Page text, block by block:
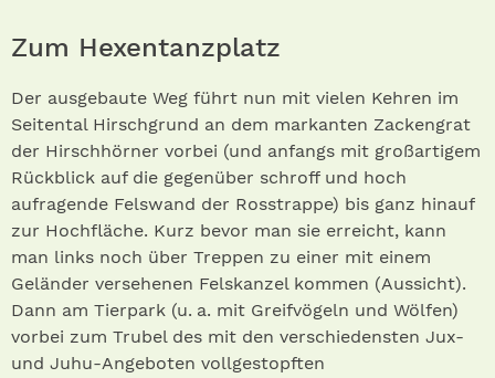
Zum Hexentanzplatz
Der ausgebaute Weg führt nun mit vielen Kehren im
Seitental Hirschgrund an dem markanten Zackengrat
der Hirschhörner vorbei (und anfangs mit großartigem
Rückblick auf die gegenüber schroff und hoch
aufragende Felswand der Rosstrappe) bis ganz hinauf
zur Hochfläche. Kurz bevor man sie erreicht, kann
man links noch über Treppen zu einer mit einem
Geländer versehenen Felskanzel kommen (Aussicht).
Dann am Tierpark (u. a. mit Greifvögeln und Wölfen)
vorbei zum Trubel des mit den verschiedensten Jux-
und Juhu-Angeboten vollgestopften